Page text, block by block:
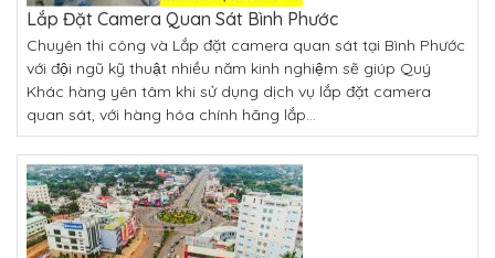
Lắp Đặt Camera Quan Sát Bình Phước
Chuyên thi công và Lắp đặt camera quan sát tại Bình Phước
với đội ngũ kỹ thuật nhiều năm kinh nghiệm sẽ giúp Quý
Khác hàng yên tâm khi sử dụng dịch vụ lắp đặt camera
quan sát, với hàng hóa chính hãng lắp...